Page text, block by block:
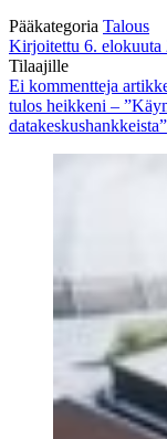
Pääkategoria Talous
Kirjoitettu 6. elokuuta
Tilaajille
Ei kommentteja
tulos heikkeni –
datakeskushankkeista”